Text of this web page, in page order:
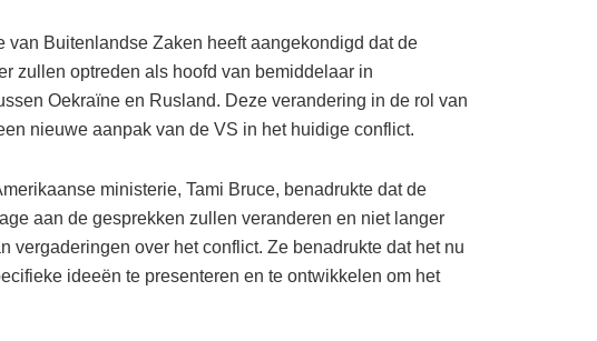
van Buitenlandse Zaken heeft aangekondigd dat de
zullen optreden als hoofd van bemiddelaar in
Oekraïne en Rusland. Deze verandering in de rol van
nieuwe aanpak van de VS in het huidige conflict.
ministerie, Tami Bruce, benadrukte dat de
aan de gesprekken zullen veranderen en niet langer
vergaderingen over het conflict. Ze benadrukte dat het nu
ideeën te presenteren en te ontwikkelen om het